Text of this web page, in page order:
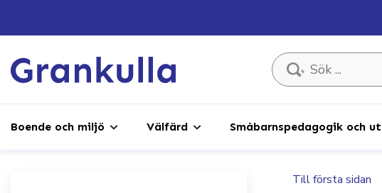
Sök ...
Boende och miljö Välfärd Småbarnspedagogik och
Till första sidan